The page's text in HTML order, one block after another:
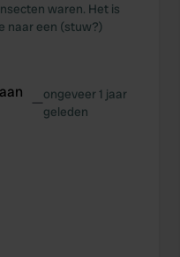
waren. Het is
naar een (stuw?)
—ongeveer 1 jaar
geleden